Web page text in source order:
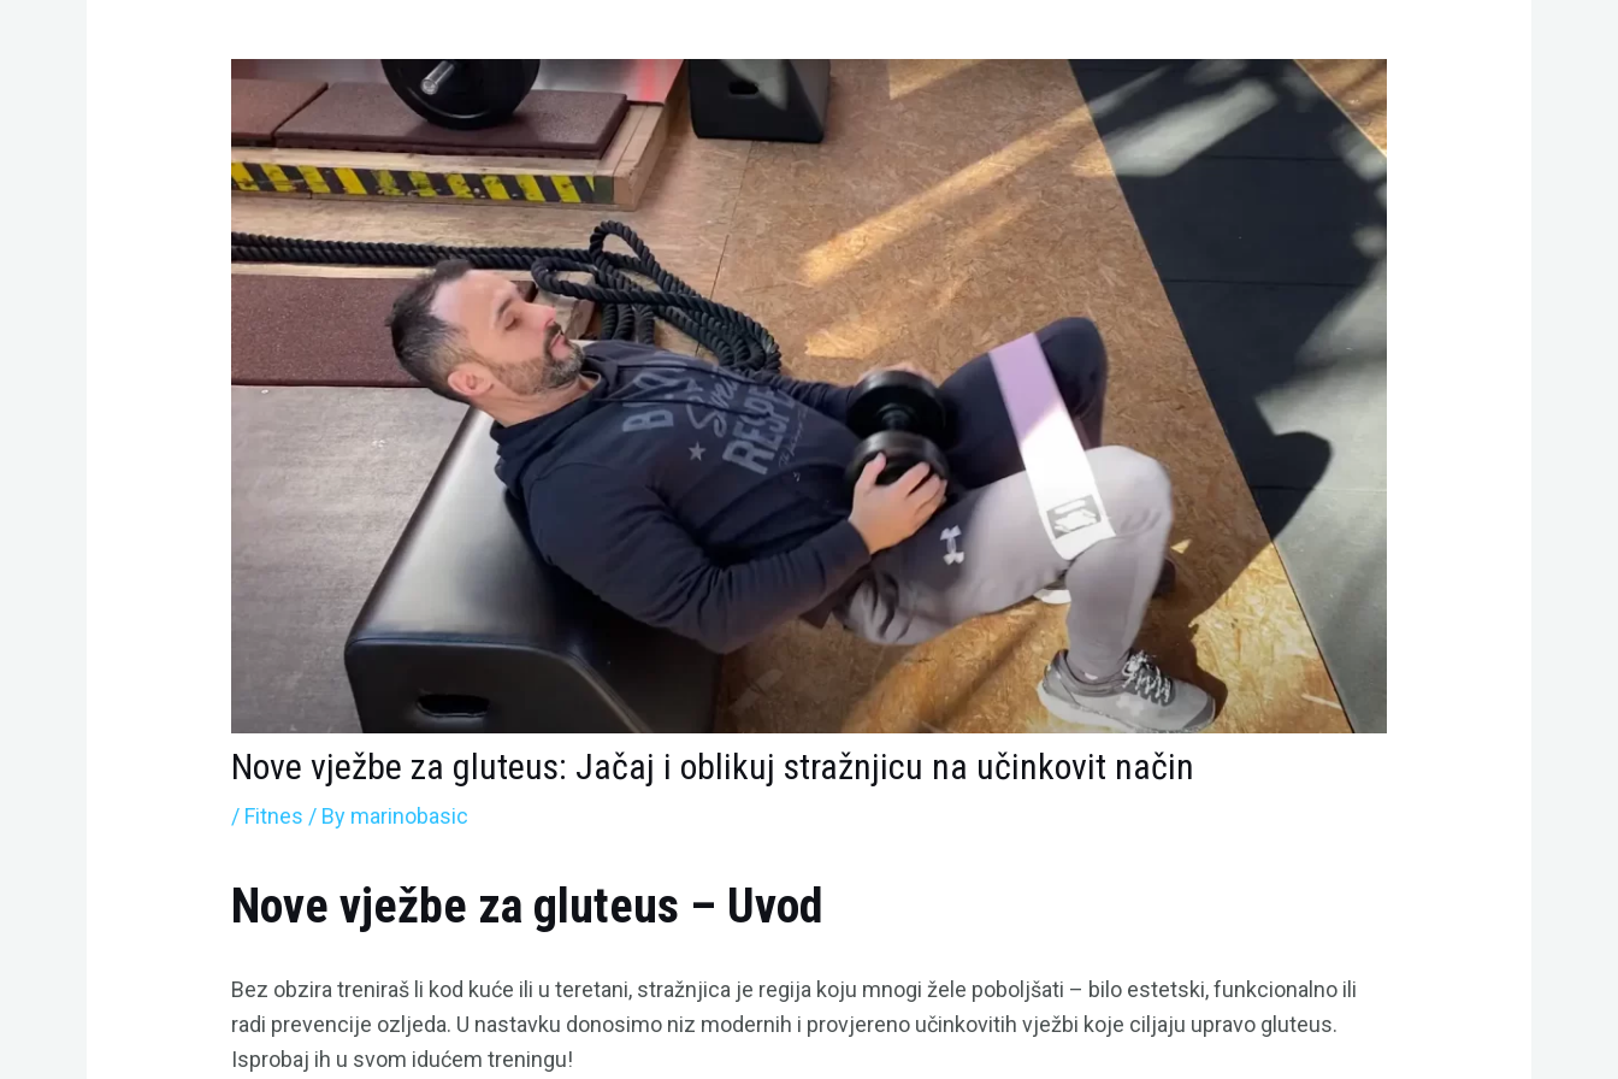
Nove vježbe za gluteus: Jačaj i oblikuj stražnjicu na učinkovit način
/ Fitnes / By marinobasic
Nove vježbe za gluteus – Uvod
Bez obzira treniraš li kod kuće ili u teretani, stražnjica je regija koju mnogi žele poboljšati – bilo estetski, funkcionalno ili
radi prevencije ozljeda. U nastavku donosimo niz modernih i provjereno učinkovitih vježbi koje ciljaju upravo gluteus.
Isprobaj ih u svom idućem treningu!